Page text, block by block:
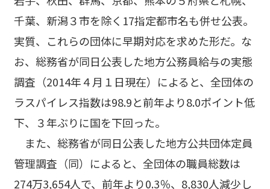
千葉、新潟３市を除く17指定都市名も併せ公表。
実質、これらの団体に早期対応を求めた形だ。な
お、総務省が同日公表した地方公務員給与の実態
調査（2014年４月１日現在）によると、全団体の
ラスパイレス指数は98.9と前年より8.0ポイント低
下、３年ぶりに国を下回った。
また、総務省が同日公表した地方公共団体定員
管理調査（同）によると、全団体の職員総数は
274万3,654人で、前年より0.3％、8,830人減少し